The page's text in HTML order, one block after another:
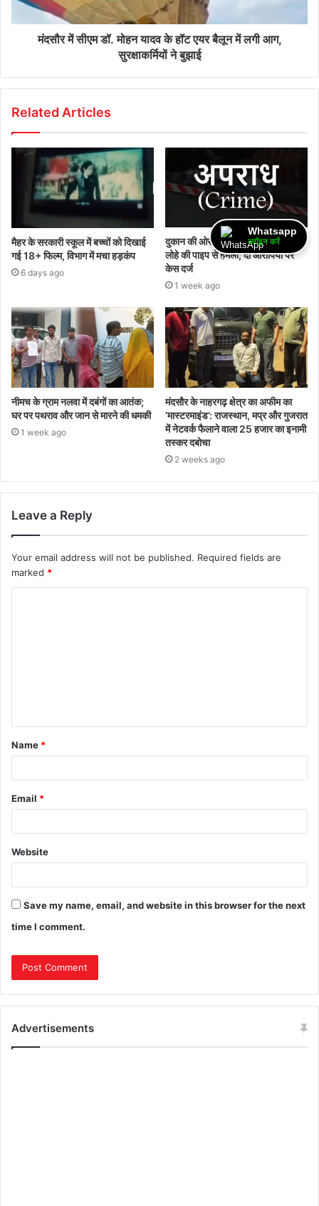
मंदसौर में सीएम डॉ. मोहन यादव के हॉट एयर बैलून में लगी आग,
सुरक्षाकर्मियों ने बुझाई
Related Articles
मैहर के सरकारी स्कूल में बच्चों को दिखाई
गई 18+ फिल्म, विभाग में मचा हड़कंप
6 days ago
दुकान की ओर देखने की बात पर विवाद,
लोहे की पाइप से हमला; दो आरोपियों पर
केस दर्ज
1 week ago
नीमच के ग्राम नलवा में दबंगों का आतंक;
घर पर पथराव और जान से मारने की धमकी
1 week ago
मंदसौर के नाहरगढ़ क्षेत्र का अफीम का
‘मास्टरमाइंड’: राजस्थान, मप्र और गुजरात
में नेटवर्क फैलाने वाला 25 हजार का इनामी
तस्कर दबोचा
2 weeks ago
Leave a Reply
Your email address will not be published. Required fields are
marked *
Name *
Email *
Website
Save my name, email, and website in this browser for the next
time I comment.
Advertisements
Whatsapp
ज्वॉइन करें